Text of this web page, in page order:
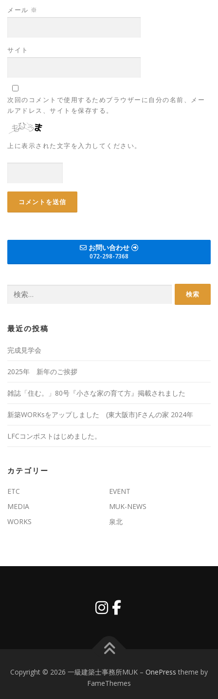
メール ※
サイト
次回のコメントで使用するためブラウザーに自分の名前、メー
ルアドレス、サイトを保存する。
上に表示された文字を入力してください。
お問い合わせ
072-298-7368
索:
最近の投稿
完成見学会
2025年 新年のご挨拶
雑誌「住む。」80号『小さな家の育て方』掲載されました
新築WORKsをアップしました (東大阪市)Fさんの家 2024年
LFCコンポストはじめました。
カテゴリー
ETC
EVENT
MEDIA
MUK-NEWS
WORKS
泉北
Copyright © 2026 一級建築士事務所MUK – OnePress theme by
FameThemes